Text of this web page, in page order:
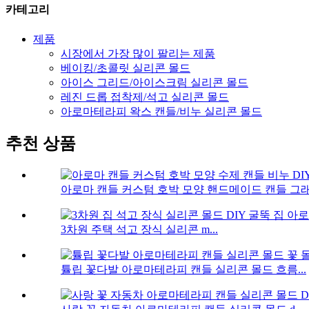
카테고리
제품
시장에서 가장 많이 팔리는 제품
베이킹/초콜릿 실리콘 몰드
아이스 그리드/아이스크림 실리콘 몰드
레진 드롭 접착제/석고 실리콘 몰드
아로마테라피 왁스 캔들/비누 실리콘 몰드
추천 상품
아로마 캔들 커스텀 호박 모양 핸드메이드 캔들 그
3차원 주택 석고 장식 실리콘 m...
튤립 꽃다발 아로마테라피 캔들 실리콘 몰드 흐름...